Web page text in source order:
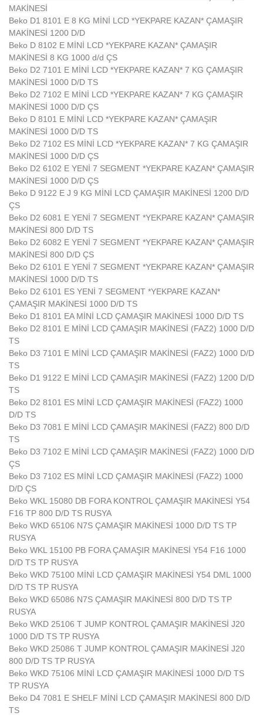
MAKİNESİ
Beko D1 8101 E 8 KG MİNİ LCD *YEKPARE KAZAN* ÇAMAŞIR
MAKİNESİ 1200 D/D
Beko D 8102 E MİNİ LCD *YEKPARE KAZAN* ÇAMAŞIR
MAKİNESİ 8 KG 1000 d/d ÇS
Beko D2 7101 E MİNİ LCD *YEKPARE KAZAN* 7 KG ÇAMAŞIR
MAKİNESİ 1000 D/D TS
Beko D2 7102 E MİNİ LCD *YEKPARE KAZAN* 7 KG ÇAMAŞIR
MAKİNESİ 1000 D/D ÇS
Beko D 8101 E MİNİ LCD *YEKPARE KAZAN* ÇAMAŞIR
MAKİNESİ 1000 D/D TS
Beko D2 7102 ES MİNİ LCD *YEKPARE KAZAN* 7 KG ÇAMAŞIR
MAKİNESİ 1000 D/D ÇS
Beko D2 6102 E YENİ 7 SEGMENT *YEKPARE KAZAN* ÇAMAŞIR
MAKİNESİ 1000 D/D ÇS
Beko D 9122 E J 9 KG MİNİ LCD ÇAMAŞIR MAKİNESİ 1200 D/D
ÇS
Beko D2 6081 E YENİ 7 SEGMENT *YEKPARE KAZAN* ÇAMAŞIR
MAKİNESİ 800 D/D TS
Beko D2 6082 E YENİ 7 SEGMENT *YEKPARE KAZAN* ÇAMAŞIR
MAKİNESİ 800 D/D ÇS
Beko D2 6101 E YENİ 7 SEGMENT *YEKPARE KAZAN* ÇAMAŞIR
MAKİNESİ 1000 D/D TS
Beko D2 6101 ES YENİ 7 SEGMENT *YEKPARE KAZAN*
ÇAMAŞIR MAKİNESİ 1000 D/D TS
Beko D1 8101 EA MİNİ LCD ÇAMAŞIR MAKİNESİ 1000 D/D TS
Beko D2 8101 E MİNİ LCD ÇAMAŞIR MAKİNESİ (FAZ2) 1000 D/D
TS
Beko D3 7101 E MİNİ LCD ÇAMAŞIR MAKİNESİ (FAZ2) 1000 D/D
TS
Beko D1 9122 E MİNİ LCD ÇAMAŞIR MAKİNESİ (FAZ2) 1200 D/D
TS
Beko D2 8101 ES MİNİ LCD ÇAMAŞIR MAKİNESİ (FAZ2) 1000
D/D TS
Beko D3 7081 E MİNİ LCD ÇAMAŞIR MAKİNESİ (FAZ2) 800 D/D
TS
Beko D3 7102 E MİNİ LCD ÇAMAŞIR MAKİNESİ (FAZ2) 1000 D/D
ÇS
Beko D3 7102 ES MİNİ LCD ÇAMAŞIR MAKİNESİ (FAZ2) 1000
D/D ÇS
Beko WKL 15080 DB FORA KONTROL ÇAMAŞIR MAKİNESİ Y54
F16 TP 800 D/D TS RUSYA
Beko WKD 65106 N7S ÇAMAŞIR MAKİNESİ 1000 D/D TS TP
RUSYA
Beko WKL 15100 PB FORA ÇAMAŞIR MAKİNESİ Y54 F16 1000
D/D TS TP RUSYA
Beko WKD 75100 MİNİ LCD ÇAMAŞIR MAKİNESİ Y54 DML 1000
D/D TS TP RUSYA
Beko WKD 65086 N7S ÇAMAŞIR MAKİNESİ 800 D/D TS TP
RUSYA
Beko WKD 25106 T JUMP KONTROL ÇAMAŞIR MAKİNESİ J20
1000 D/D TS TP RUSYA
Beko WKD 25086 T JUMP KONTROL ÇAMAŞIR MAKİNESİ J20
800 D/D TS TP RUSYA
Beko WKD 75106 MİNİ LCD ÇAMAŞIR MAKİNESİ 1000 D/D TS
TP RUSYA
Beko D4 7081 E SHELF MİNİ LCD ÇAMAŞIR MAKİNESİ 800 D/D
TS